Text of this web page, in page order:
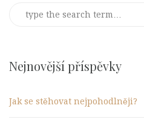
Search
Nejnovější příspěvky
Jak se stěhovat nejpohodlněji?